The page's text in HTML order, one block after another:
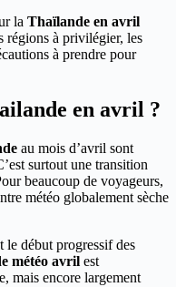
la Thaïlande en avril
régions à privilégier, les
à prendre pour
en avril ?
au mois d’avril sont
surtout une transition
beaucoup de voyageurs,
météo globalement sèche
le début progressif des
météo avril est
mais encore largement